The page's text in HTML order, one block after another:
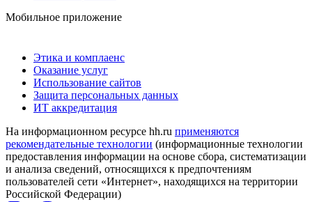
Мобильное приложение
Этика и комплаенс
Оказание услуг
Использование сайтов
Защита персональных данных
ИТ аккредитация
На информационном ресурсе hh.ru применяются
рекомендательные технологии (информационные технологии
предоставления информации на основе сбора, систематизации
и анализа сведений, относящихся к предпочтениям
пользователей сети «Интернет», находящихся на территории
Российской Федерации)